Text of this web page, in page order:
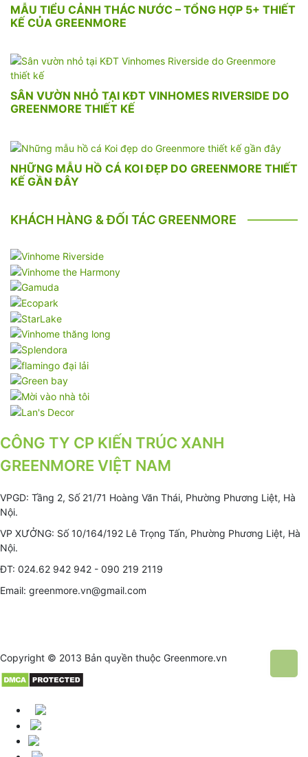
MẪU TIỂU CẢNH THÁC NƯỚC – TỔNG HỢP 5+ THIẾT
KẾ CỦA GREENMORE
SÂN VƯỜN NHỎ TẠI KĐT VINHOMES RIVERSIDE DO
GREENMORE THIẾT KẾ
NHỮNG MẪU HỒ CÁ KOI ĐẸP DO GREENMORE THIẾT
KẾ GẦN ĐÂY
KHÁCH HÀNG & ĐỐI TÁC GREENMORE
CÔNG TY CP KIẾN TRÚC XANH
GREENMORE VIỆT NAM
VPGD: Tầng 2, Số 21/71 Hoàng Văn Thái, Phường Phương Liệt, Hà
Nội.
VP XƯỞNG: Số 10/164/192 Lê Trọng Tấn, Phường Phương Liệt, Hà
Nội.
ĐT: 024.62 942 942 - 090 219 2119
Email: greenmore.vn@gmail.com
Copyright © 2013 Bản quyền thuộc Greenmore.vn